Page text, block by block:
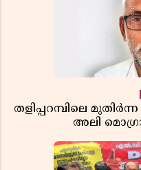
തളിപ്പറമ്പിലെ
അലി